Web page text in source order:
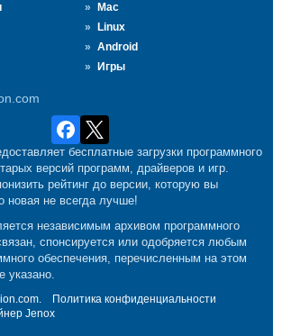
Mac
Linux
Android
Игры
бесплатные загрузки программного
версий программ, драйверов и игр.
рейтинг до версии, которую вы
новая не всегда лучше!
независимым архивом программного
спонсируется или одобряется любым
обеспечения, перечисленным на этом
указано.
Политика конфиденциальности
Jenox